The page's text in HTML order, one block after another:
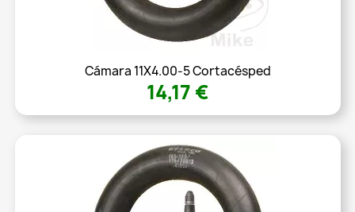
Cámara 11X4.00-5 Cortacésped
14,17 €